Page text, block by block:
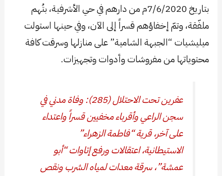
بتاريخ 7/6/2020م من دارهم في حي الأشرفية، بتُهم
ملفّقة، وتمّ إخفاؤهم قسراً إلى الآن، وفي حينها استولت
ميليشيات “الجبهة الشامية” على منازلها وسرقت كافة
محتوياتها من مفروشات وأدوات وتجهيزات.
عفرين تحت الاحتلال (285): وفاة مدني في
سجن الراعي وأقرباء مخفيين قسراً واعتداء
على آخر، قرية “فاطمة الزهراء”
الاستيطانية، اعتقالات ورفع إتاوات “أبو
عمشة”، سرقة معدات لمياه الشرب ونقص